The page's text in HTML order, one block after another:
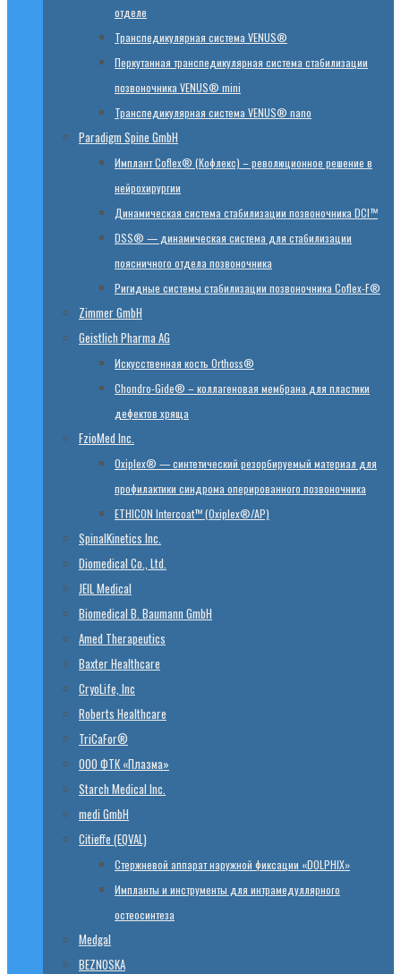
отделе
Транспедикулярная система VENUS®
Перкутанная транспедикулярная система стабилизации
позвоночника VENUS® mini
Транспедикулярная система VENUS® nano
Paradigm Spine GmbH
Имплант Coflex® (Кофлекс) – революционное решение в
нейрохирургии
Динамическая система стабилизации позвоночника DCI™
DSS® — динамическая система для стабилизации
поясничного отдела позвоночника
Ригидные системы стабилизации позвоночника Coflex-F®
Zimmer GmbH
Geistlich Pharma AG
Искусственная кость Orthoss®
Chondro-Gide® – коллагеновая мембрана для пластики
дефектов хряща
FzioMed Inc.
Oxiplex® — синтетический резорбируемый материал для
профилактики синдрома оперированного позвоночника
ETHICON Intercoat™ (Oxiplex®/AP)
SpinalKinetics Inc.
Diomedical Co., Ltd.
JEIL Medical
Biomedical B. Baumann GmbH
Amed Therapeutics
Baxter Healthcare
CryoLife, Inc
Roberts Healthcare
TriCaFor®
ООО ФТК «Плазма»
Starch Medical Inc.
medi GmbH
Citieffe (EQVAL)
Стержневой аппарат наружной фиксации «DOLPHIX»
Импланты и инструменты для интрамедуллярного
остеосинтеза
Medgal
BEZNOSKA